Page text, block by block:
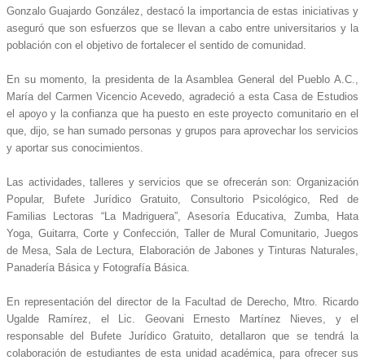
Gonzalo Guajardo González, destacó la importancia de estas iniciativas y
aseguró que son esfuerzos que se llevan a cabo entre universitarios y la
población con el objetivo de fortalecer el sentido de comunidad.
En su momento, la presidenta de la Asamblea General del Pueblo A.C.,
María del Carmen Vicencio Acevedo, agradeció a esta Casa de Estudios
el apoyo y la confianza que ha puesto en este proyecto comunitario en el
que, dijo, se han sumado personas y grupos para aprovechar los servicios
y aportar sus conocimientos.
Las actividades, talleres y servicios que se ofrecerán son: Organización
Popular, Bufete Jurídico Gratuito, Consultorio Psicológico, Red de
Familias Lectoras “La Madriguera”, Asesoría Educativa, Zumba, Hata
Yoga, Guitarra, Corte y Confección, Taller de Mural Comunitario, Juegos
de Mesa, Sala de Lectura, Elaboración de Jabones y Tinturas Naturales,
Panadería Básica y Fotografía Básica.
En representación del director de la Facultad de Derecho, Mtro. Ricardo
Ugalde Ramírez, el Lic. Geovani Ernesto Martínez Nieves, y el
responsable del Bufete Jurídico Gratuito, detallaron que se tendrá la
colaboración de estudiantes de esta unidad académica, para ofrecer sus